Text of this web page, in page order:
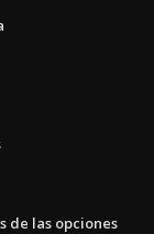
de las opciones